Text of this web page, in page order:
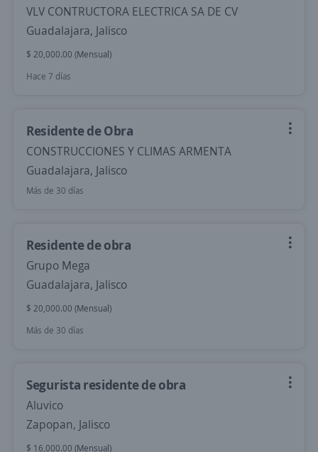
VLV CONTRUCTORA ELECTRICA SA DE CV
Guadalajara, Jalisco
$ 20,000.00 (Mensual)
Hace 7 días
Residente de Obra
CONSTRUCCIONES Y CLIMAS ARMENTA
Guadalajara, Jalisco
Más de 30 días
Residente de obra
Grupo Mega
Guadalajara, Jalisco
$ 20,000.00 (Mensual)
Más de 30 días
Segurista residente de obra
Aluvico
Zapopan, Jalisco
$ 16,000.00 (Mensual)